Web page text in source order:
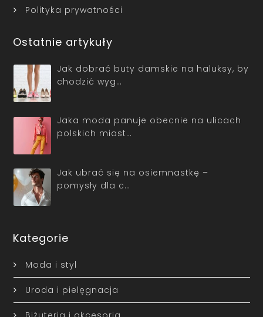
Polityka prywatności
Ostatnie artykuły
Jak dobrać buty damskie na haluksy, by
chodzić wyg…
Jaka moda panuje obecnie na ulicach
polskich miast…
Jak ubrać się na osiemnastkę –
pomysły dla c…
Kategorie
Moda i styl
Uroda i pielęgnacja